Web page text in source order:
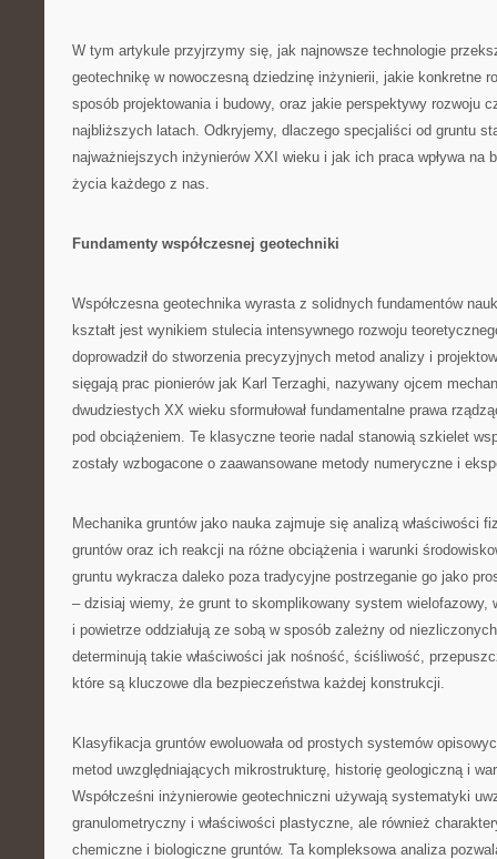
W tym artykule przyjrzymy się, jak najnowsze technologie
geotechnikę w nowoczesną dziedzinę inżynierii, jakie konkretne
sposób projektowania i budowy, oraz jakie perspektywy rozwoju
najbliższych latach. Odkryjemy, dlaczego specjaliści od gruntu
najważniejszych inżynierów XXI wieku i jak ich praca wpływa na
życia każdego z nas.
Fundamenty współczesnej geotechniki
Współczesna geotechnika wyrasta z solidnych fundamentów
kształt jest wynikiem stulecia intensywnego rozwoju
doprowadził do stworzenia precyzyjnych metod analizy i
sięgają prac pionierów jak Karl Terzaghi, nazywany ojcem
dwudziestych XX wieku sformułował fundamentalne prawa
pod obciążeniem. Te klasyczne teorie nadal stanowią szkielet
zostały wzbogacone o zaawansowane metody numeryczne i
Mechanika gruntów jako nauka zajmuje się analizą właściwości
gruntów oraz ich reakcji na różne obciążenia i warunki
gruntu wykracza daleko poza tradycyjne postrzeganie go jako
– dzisiaj wiemy, że grunt to skomplikowany system wielofazowy,
i powietrze oddziałują ze sobą w sposób zależny od
determinują takie właściwości jak nośność, ściśliwość,
które są kluczowe dla bezpieczeństwa każdej konstrukcji.
Klasyfikacja gruntów ewoluowała od prostych systemów
metod uwzględniających mikrostrukturę, historię geologiczną i
Współcześni inżynierowie geotechniczni używają systematyki
granulometryczny i właściwości plastyczne, ale również
chemiczne i biologiczne gruntów. Ta kompleksowa analiza